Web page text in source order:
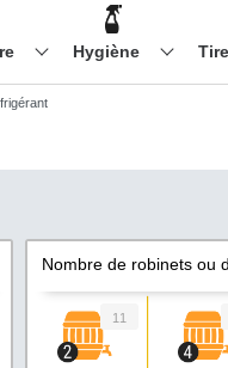
Hygiène
Nombre de robinets ou
11